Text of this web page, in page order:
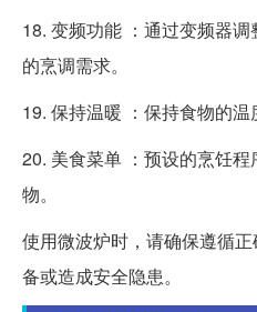
18. 变频功能 ：通过变频器
的烹调需求。
19. 保持温暖 ：保持食物的温
20. 美食菜单 ：预设的烹饪
物。
使用微波炉时，请确保遵循
备或造成安全隐患。